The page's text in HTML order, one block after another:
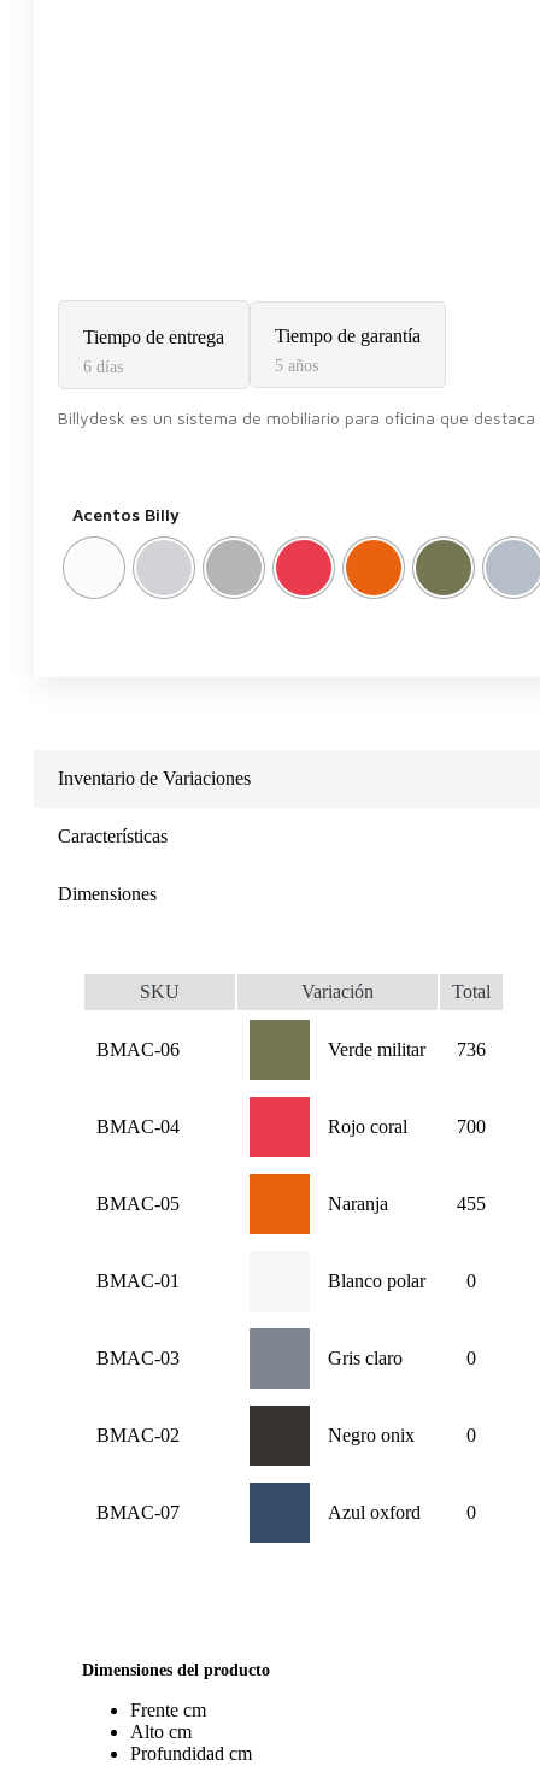
Tiempo de entrega
6 días
Tiempo de garantía
5 años
Billydesk es un sistema de mobiliario para oficina que
Acentos Billy
Inventario de Variaciones
Características
Dimensiones
SKU Variación Total
BMAC-06 Verde militar 736
BMAC-04 Rojo coral 700
BMAC-05 Naranja 455
BMAC-01 Blanco polar 0
BMAC-03 Gris claro 0
BMAC-02 Negro onix 0
BMAC-07 Azul oxford 0
Dimensiones del producto
Frente cm
Alto cm
Profundidad cm